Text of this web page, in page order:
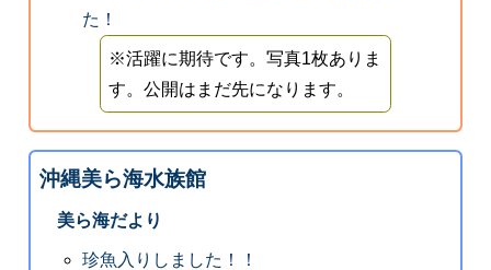
た！
※活躍に期待です。写真1枚ありま
す。公開はまだ先になります。
沖縄美ら海水族館
美ら海だより
珍魚入りしました！！